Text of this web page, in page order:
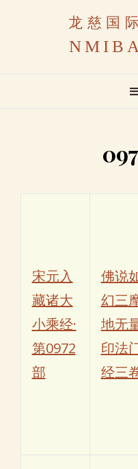
龙慈国
宋元入
藏诸大
小乘经·
第0972
部
佛说
幻三
地无
印法
经三